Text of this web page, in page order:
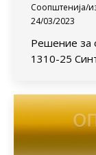
Соопштенија/
24/03/2023
Решение за
1310-25